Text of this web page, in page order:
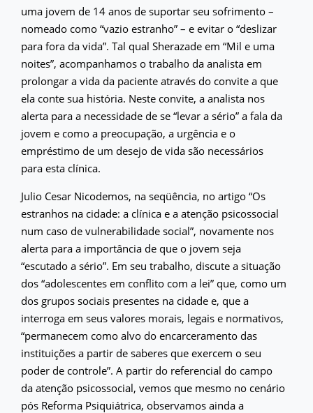
uma jovem de 14 anos de suportar seu sofrimento –
nomeado como “vazio estranho” – e evitar o “deslizar
para fora da vida”. Tal qual Sherazade em “Mil e uma
noites”, acompanhamos o trabalho da analista em
prolongar a vida da paciente através do convite a que
ela conte sua história. Neste convite, a analista nos
alerta para a necessidade de se “levar a sério” a fala da
jovem e como a preocupação, a urgência e o
empréstimo de um desejo de vida são necessários
para esta clínica.
Julio Cesar Nicodemos, na seqüência, no artigo “Os
estranhos na cidade: a clínica e a atenção psicossocial
num caso de vulnerabilidade social”, novamente nos
alerta para a importância de que o jovem seja
“escutado a sério”. Em seu trabalho, discute a situação
dos “adolescentes em conflito com a lei” que, como um
dos grupos sociais presentes na cidade e, que a
interroga em seus valores morais, legais e normativos,
“permanecem como alvo do encarceramento das
instituições a partir de saberes que exercem o seu
poder de controle”. A partir do referencial do campo
da atenção psicossocial, vemos que mesmo no cenário
pós Reforma Psiquiátrica, observamos ainda a